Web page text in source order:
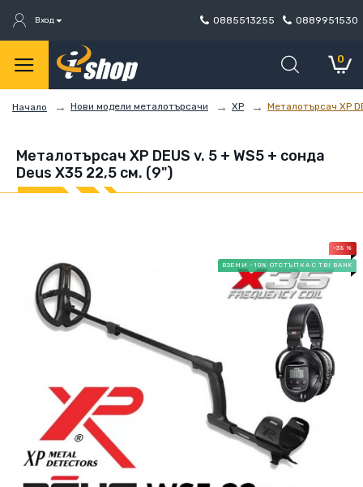
Вход 0885513255 0889951530
0
Начало Нови модели металотърсачи XP Металотърсач XP
Металотърсач XP DEUS v. 5 + WS5 + сонда
Deus X35 22,5 см. (9")
ВЗЕМИ -10% ОТСТЪПКА С TBI BANK
-38 %